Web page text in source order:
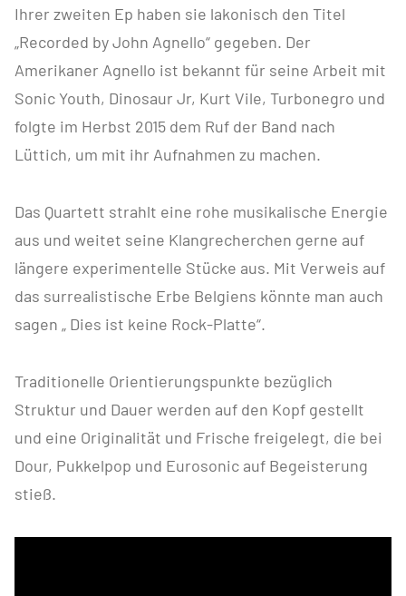
Ihrer zweiten Ep haben sie lakonisch den Titel
„Recorded by John Agnello“ gegeben. Der
Amerikaner Agnello ist bekannt für seine Arbeit mit
Sonic Youth, Dinosaur Jr, Kurt Vile, Turbonegro und
folgte im Herbst 2015 dem Ruf der Band nach
Lüttich, um mit ihr Aufnahmen zu machen.
Das Quartett strahlt eine rohe musikalische Energie
aus und weitet seine Klangrecherchen gerne auf
längere experimentelle Stücke aus. Mit Verweis auf
das surrealistische Erbe Belgiens könnte man auch
sagen „ Dies ist keine Rock-Platte“.
Traditionelle Orientierungspunkte bezüglich
Struktur und Dauer werden auf den Kopf gestellt
und eine Originalität und Frische freigelegt, die bei
Dour, Pukkelpop und Eurosonic auf Begeisterung
stieß.